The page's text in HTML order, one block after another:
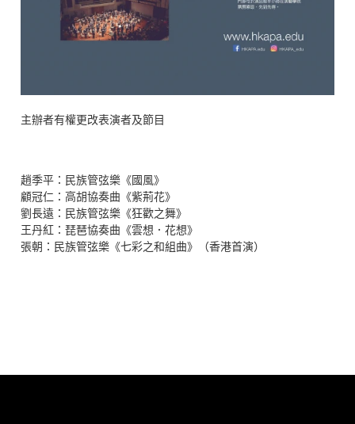
主辦者有權更改表演者及節目
趙季平：民族管弦樂《國風》
顧冠仁：高胡協奏曲《紫荊花》
劉長遠：民族管弦樂《狂歡之舞》
王丹紅：琵琶協奏曲《雲想．花想》
張朝：民族管弦樂《七彩之和組曲》（香港首演）